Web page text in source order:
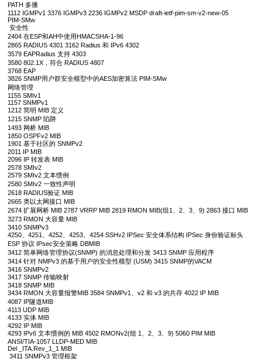
PATH 多播
1112 IGMPv1 3376 IGMPv3 2236 IGMPv2 MSDP draft-ietf-pim-sm-v2-new-05
PIM-SMw
安全性
2404 在ESP和AH中使用HMACSHA-1-96
2865 RADIUS 4301 3162 Radius 和 IPv6 4302
3579 EAPRadius 支持 4303
3580 802.1X，符合 RADIUS 4807
3768 EAP
3826 SNMP用户群安全模型中的AES加密算法 PIM-SMw
网络管理
1155 SMIv1
1157 SNMPv1
1212 简明 MIB 定义
1215 SNMP 陷阱
1493 网桥 MIB
1850 OSPFv2 MIB
1901 基于社区的 SNMPv2
2011 IP MIB
2096 IP 转发表 MIB
2578 SMIv2
2579 SMIv2 文本惯例
2580 SMIv2 一致性声明
2618 RADIUS验证 MIB
2665 类以太网接口 MIB
2674 扩展网桥 MIB 2787 VRRP MIB 2819 RMON MIB(组1、2、3、9) 2863 接口 MIB
3273 RMON 大容量 MIB
3410 SNMPv3
4250、4251、4252、4253、4254 SSHv2 IPSec 安全体系结构 IPSec 身份验证标头
ESP 协议 IPsec安全策略 DBMIB
3412 简单网络管理协议(SNMP) 的消息处理和分发 3413 SNMP 应用程序
3414 针对 NMPv3 的基于用户的安全性模型 (USM) 3415 SNMP的VACM
3416 SNMPv2
3417 SNMP 传输映射
3418 SNMP MIB
3434 RMON 大容量报警MIB 3584 SNMPv1、v2 和 v3 的共存 4022 IP MIB
4087 IP隧道MIB
4113 UDP MIB
4133 实体 MIB
4292 IP MIB
4293 IPv6 文本惯例的 MIB 4502 RMONv2(组 1、2、3、9) 5060 PIM MIB
ANSI/TIA-1057 LLDP-MED MIB
Del _ITA.Rev_1_1 MIB
3411 SNMPv3 管理框架